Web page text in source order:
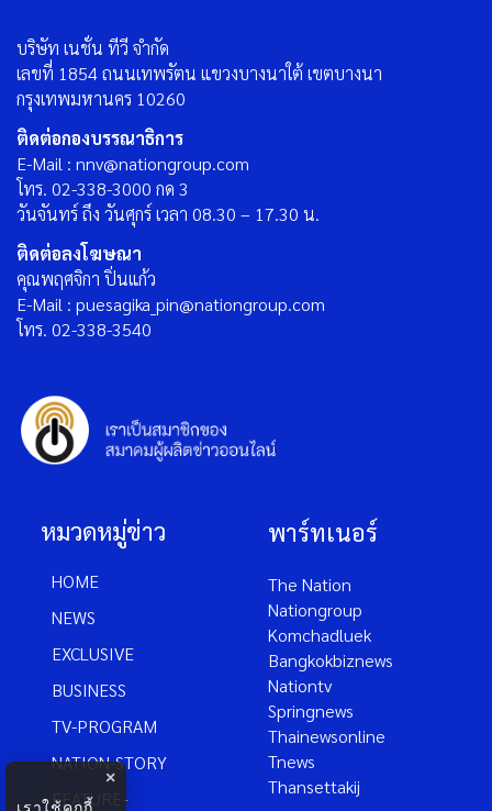
บริษัท เนชั่น ทีวี จำกัด
เลขที่ 1854 ถนนเทพรัตน แขวงบางนาใต้ เขตบางนา
กรุงเทพมหานคร 10260
ติดต่อกองบรรณาธิการ
E-Mail : nnv@nationgroup.com
โทร. 02-338-3000 กด 3
วันจันทร์ ถึง วันศุกร์ เวลา 08.30 – 17.30 น.
ติดต่อลงโฆษณา
คุณพฤศจิกา ปิ่นแก้ว
E-Mail : puesagika_pin@nationgroup.com
โทร. 02-338-3540
หมวดหมู่ข่าว
HOME
NEWS
EXCLUSIVE
BUSINESS
TV-PROGRAM
NATION-STORY
FEATURE-
พาร์ทเนอร์
The Nation
Nationgroup
Komchadluek
Bangkokbiznews
Nationtv
Springnews
Thainewsonline
Tnews
Thansettakij
×